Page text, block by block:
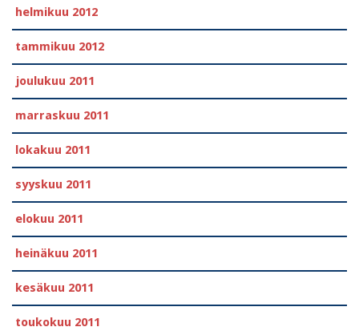
helmikuu 2012
tammikuu 2012
joulukuu 2011
marraskuu 2011
lokakuu 2011
syyskuu 2011
elokuu 2011
heinäkuu 2011
kesäkuu 2011
toukokuu 2011